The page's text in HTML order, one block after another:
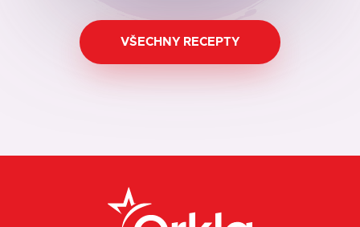
VŠECHNY RECEPTY